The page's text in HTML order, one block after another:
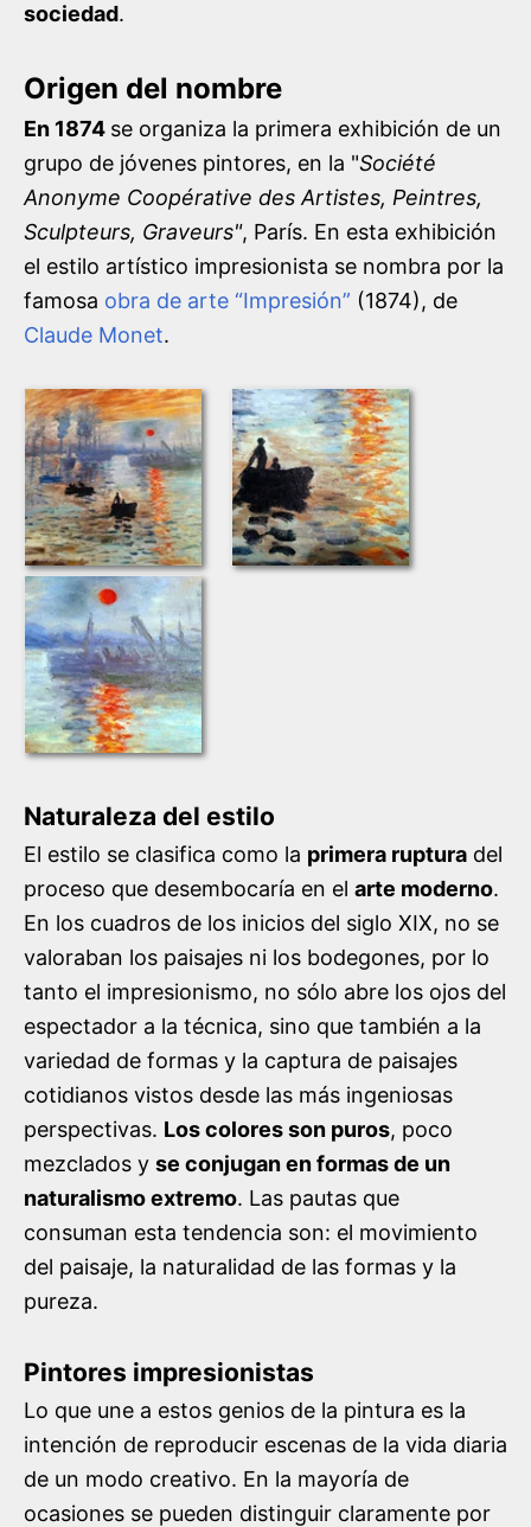
sociedad.
Origen del nombre
En 1874 se organiza la primera exhibición de un
grupo de jóvenes pintores, en la "Société
Anonyme Coopérative des Artistes, Peintres,
Sculpteurs, Graveurs", París. En esta exhibición
el estilo artístico impresionista se nombra por la
famosa obra de arte “Impresión” (1874), de
Claude Monet.
Naturaleza del estilo
El estilo se clasifica como la primera ruptura del
proceso que desembocaría en el arte moderno.
En los cuadros de los inicios del siglo XIX, no se
valoraban los paisajes ni los bodegones, por lo
tanto el impresionismo, no sólo abre los ojos del
espectador a la técnica, sino que también a la
variedad de formas y la captura de paisajes
cotidianos vistos desde las más ingeniosas
perspectivas. Los colores son puros, poco
mezclados y se conjugan en formas de un
naturalismo extremo. Las pautas que
consuman esta tendencia son: el movimiento
del paisaje, la naturalidad de las formas y la
pureza.
Pintores impresionistas
Lo que une a estos genios de la pintura es la
intención de reproducir escenas de la vida diaria
de un modo creativo. En la mayoría de
ocasiones se pueden distinguir claramente por